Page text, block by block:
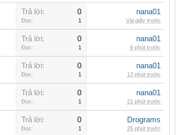
Trả lời: 0
Đọc: 1
nana01
Vài giây trước
Trả lời: 0
Đọc: 1
nana01
6 phút trước
Trả lời: 0
Đọc: 1
nana01
13 phút trước
Trả lời: 0
Đọc: 1
nana01
21 phút trước
Trả lời: 0
Đọc: 1
Drograms
25 phút trước